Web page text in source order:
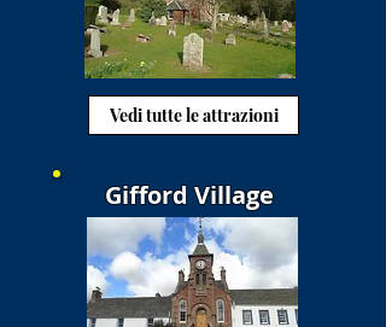
Vedi tutte le attrazioni
Gifford Village